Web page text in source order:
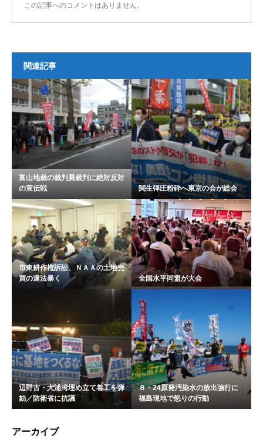
この記事へのコメントはありません。
関連記事
富山地裁の裁判員裁判に絶対反対
の宣伝戦
関生弾圧粉砕へ東京の会が総会
市東耕作権訴訟、ＮＡＡの土地売
買の違法暴く
全国水平同盟が大会
辺野古・大浦湾埋め立て着工を弾
劾／防衛省に抗議
８・24原発汚染水の放出強行に
福島現地で怒りの行動
アーカイブ